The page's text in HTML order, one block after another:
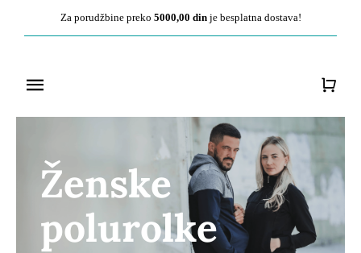
Za porudžbine preko 5000,00 dinje besplatna dostava!
Toggle
Navigation
O nama
Ženska kolekcija
Ženske
polurolke